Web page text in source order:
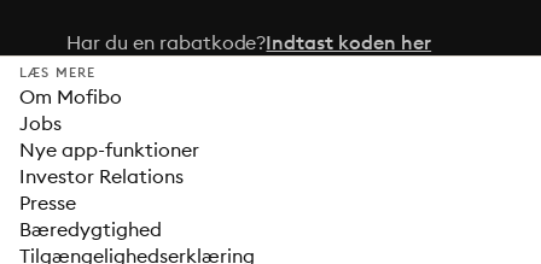
Har du en rabatkode?Indtast koden her
LÆS MERE
Om Mofibo
Jobs
Nye app-funktioner
Investor Relations
Presse
Bæredygtighed
Tilgængelighedserklæring